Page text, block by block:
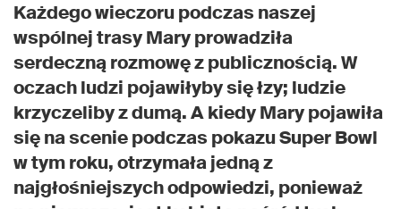
Każdego wieczoru podczas naszej
wspólnej trasy Mary prowadziła
serdeczną rozmowę z publicznością. W
oczach ludzi pojawiłyby się łzy; ludzie
krzyczeliby z dumą. A kiedy Mary pojawiła
się na scenie podczas pokazu Super Bowl
w tym roku, otrzymała jedną z
najgłośniejszych odpowiedzi, ponieważ